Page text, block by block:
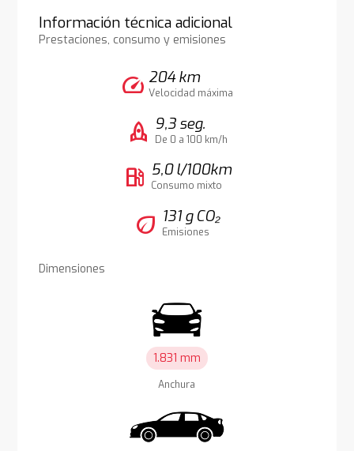
Información técnica adicional
Prestaciones, consumo y emisiones
speed 204 km
Velocidad máxima
rocket 9,3 seg.
De 0 a 100 km/h
local_gas_station 5,0 l/100km
Consumo mixto
eco 131 g CO₂
Emisiones
Dimensiones
1.831 mm
Anchura